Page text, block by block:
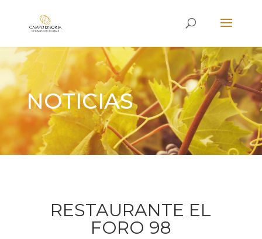
NOTICIAS
RESTAURANTE EL
FORO 98